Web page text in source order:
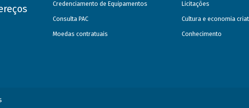
Credenciamento de Equipamentos
Consulta PAC
Moedas contratuais
Licitações
Cultura e economia
Conhecimento